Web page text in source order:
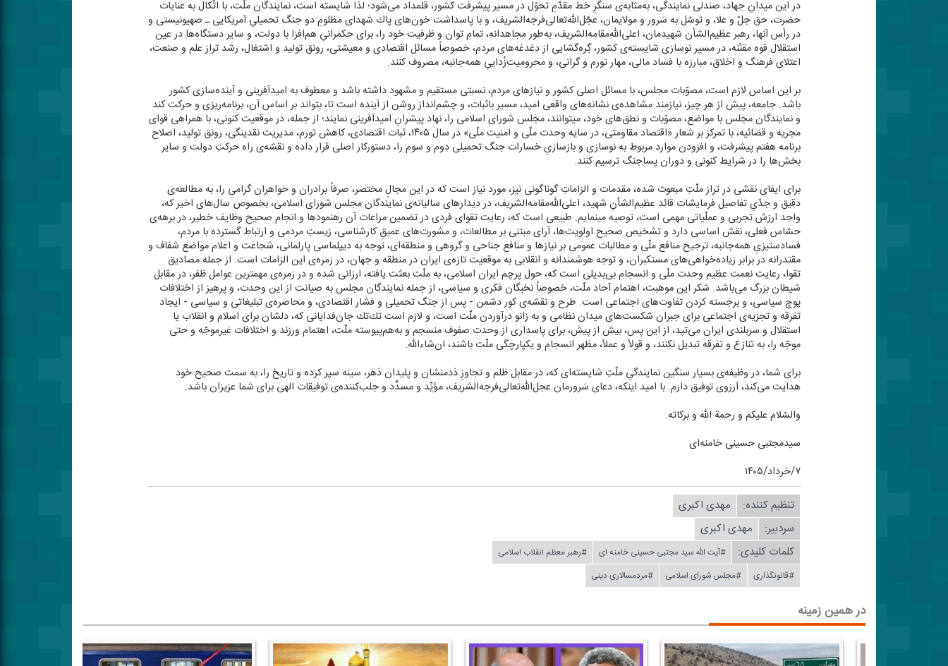
در این میدانِ جهاد، صندلی نمایندگی، به‌مثابه‌ی سنگرِ خط مقدّمِ تحوّل در مسیر پیشرفت كشور، قلمداد می‌شود؛ لذا شایسته است، نمایندگان ملّت، با اتّكال به عنایات
حضرت، حق جلّ و علا، و توسّل به سَرور و مولایمان، عجّل‌ا‌لله‌تعالی‌فرجه‌الشریف، و با پاسداشت خون‌های پاك شهدای مظلومِ دو جنگ تحمیلیِ آمریكایی ـ صهیونیستی و
در رأس آنها، رهبر عظیم‌الشأن شهیدمان، اعلی‌الله‌مقامه‌الشریف، به‌طور مجاهدانه، تمام توان و ظرفیت خود را، برای حكمرانیِ هم‌افزا با دولت، و سایر دستگاه‌ها در عین
استقلال قوه مقنّنه، در مسیر نوسازی شایسته‌ی كشور، گِره‌گشایی از دغدغه‌های مردم، خصوصاً مسائل اقتصادی و معیشتی، رونق تولید و اشتغال، رشد تراز علم و صنعت،
اعتلای فرهنگ و اخلاق، مبارزه با فساد مالی، مهار تورم و گرانی، و محرومیت‌زُداییِ همه‌جانبه، مصروف كنند.
بر این اساس لازم است، مصوّبات مجلس، با مسائل اصلی كشور و نیاز‌های مردم، نسبتی مستقیم و مشهود داشته باشد و معطوف به امیدآفرینی و آینده‌سازی كشور
باشد. جامعه، پیش از هر چیز، نیازمند مشاهده‌ی نشانه‌های واقعی امید، مسیر باثبات، و چشم‌انداز روشن از آینده است تا، بتواند بر اساس آن، برنامه‌ریزی و حركت كند
و نمایندگان مجلس با مواضع، مصوّبات و نطق‌های خود، میتوانند، مجلس شورای اسلامی را، نهاد پیشرانِ امیدآفرینی نمایند؛ از جمله، در موقعیت كنونی، با همراهی قوای
مجریه و قضائیه، با تمركز بر شعار «اقتصاد مقاومتی، در سایه وحدت ملّی و امنیت ملّی» در سال ۱۴۰۵، ثبات اقتصادی، كاهش تورم، مدیریت نقدینگی، رونق تولید، اصلاح
برنامه هفتم پیشرفت، و افزودن موارد مربوط به نوسازی و بازسازیِ خسارات جنگ تحمیلی دوم و سوم را، دستوركار اصلی قرار داده و نقشه‌ی راه حركتِ دولت و سایر
بخش‌ها را در شرایط كنونی و دوران پساجنگ ترسیم كنند.
برای ایفای نقشی در تراز ملّتِ مبعوث شده، مقدمات و الزاماتِ گوناگونی نیز، مورد نیاز است كه در این مجالِ مختصر، صرفاً برادران و خواهران گرامی را، به مطالعه‌ی
دقیق و جدّیِ تفاصیل فرمایشات قائد عظیم‌الشأنِ شهید، اعلی‌الله‌مقامه‌الشریف، در دیدار‌های سالیانه‌ی نمایندگان مجلس شورای اسلامی، بخصوص سال‌های اخیر كه،
واجد ارزش تجربی و عملّیاتی مهمی است، توصیه مینمایم. طبیعی است كه، رعایت تقوای فردی در تضمین مراعات آن رهنمود‌ها و انجام صحیح وظایف خطیر، در برهه‌ی
حسّاس فعلی، نقش اساسی دارد و تشخیص صحیح اولویت‌ها، آرای مبتنی بر مطالعات، و مشورت‌های عمیقِ كارشناسی، زیست‌ِ مردمی و ارتباط گسترده با مردم،
فسادستیزیِ همه‌جانبه، ترجیح منافع ملّی و مطالبات عمومی بر نیاز‌ها و منافع جناحی و گروهی و منطقه‌ای، توجه به دیپلماسی پارلمانی، شجاعت و اعلام مواضع شفاف و
مقتدرانه در برابر زیاده‌خواهی‌های مستكبران، و توجه هوشمندانه و انقلابی به موقعیت تازه‌ی ایران در منطقه و جهان، در زمره‌ی این الزامات است. از جمله مصادیق
تقوا، رعایت نعمت عظیم وحدت ملّی و انسجام بی‌بدیلی است كه، حول پرچم ایران اسلامی، به ملّت بعثت یافته، ارزانی شده و در زمره‌ی مهمترین عوامل ظفر، در مقابل
شیطان بزرگ می‌باشد. شكر این موهبت، اهتمام آحاد ملّت، خصوصاً نخبگان فكری و سیاسی، از جمله نمایندگان مجلس به صیانت از این وحدت، و پرهیز از اختلافات
پوچ سیاسی، و برجسته كردن تفاوت‌های اجتماعی است. طرح و نقشه‌ی كور دشمن - پس از جنگ تحمیلی و فشار اقتصادی، و محاصره‌ی تبلیغاتی و سیاسی - ایجاد
تفرقه و تجزیه‌ی اجتماعی برای جبران شكست‌های میدان نظامی و به زانو درآوردن ملّت است، و لازم است تك‌تك جان‌فدایانی كه، دلشان برای اسلام و انقلاب یا
استقلال و سربلندی ایران می‌تپد، از این پس، بیش از پیش، برای پاسداری از وحدت صفوف منسجم و به‌هم‌پیوسته ملّت، اهتمام ورزند و اختلافات غیرموجّه و حتی
موجّه را، به تنازع و تفرقه تبدیل نكنند، و قولاً و عملاً، مظهر انسجام و یكپارچگی ملّت باشند، ان‌شاءالله.
برای شما، در وظیفه‌ی بسیار سنگین نمایندگیِ ملّتِ شایسته‌ای كه، در مقابل ظلم و تجاوزِ دَدمنشان و پلیدان دَهر، سینه سپر كرده و تاریخ را، به سمت صحیح خود
هدایت می‌كند، آرزوی توفیق دارم. با امید اینكه، دعای سَرورمان عجل‌الله‌تعالی‌فرجه‌الشریف، مؤیِّد و مسدِّد و جلب‌كننده‌ی توفیقات الهی برای شما عزیزان باشد.
والسّلام علیكم و رحمة الله و بركاته.
سیدمجتبی حسینی خامنه‌ای
۷/خرداد/۱۴۰۵
تنظیم كننده:
مهدی اكبری
سردبیر:
مهدی اكبری
کلمات کلیدی:
#آیت الله سید مجتبی حسینی خامنه ای
#رهبر معظم انقلاب اسلامی
#قانونگذاری
#مجلس شورای اسلامی #مردمسالاری دینی
در همین زمینه